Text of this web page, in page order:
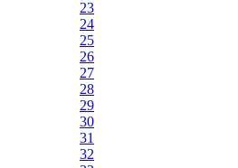
23
24
25
26
27
28
29
30
31
32